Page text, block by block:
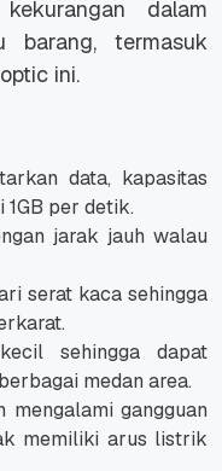
dalam
barang, termasuk
ini.
data, kapasitas
per detik.
jarak jauh walau
serat kaca sehingga
sehingga dapat
medan area.
gangguan
memiliki arus listrik